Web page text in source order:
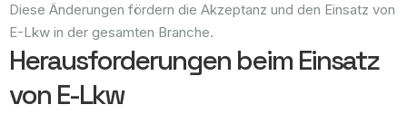
Diese Änderungen fördern die Akzeptanz und den Einsatz von
E-Lkw in der gesamten Branche.
Herausforderungen beim Einsatz
von E-Lkw